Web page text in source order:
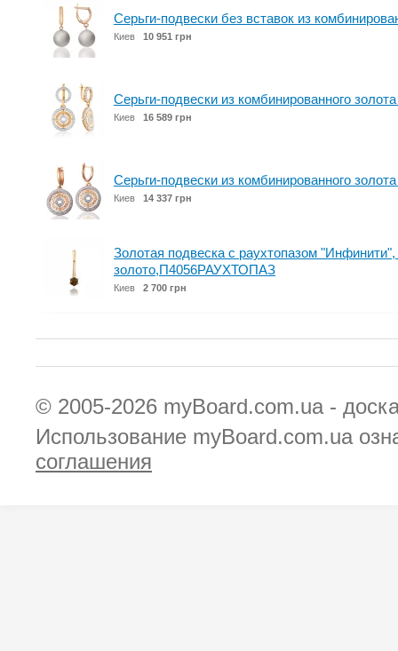
Серьги-подвески без вставок из
Киев 10 951 грн
Серьги-подвески из комбинированного
Киев 16 589 грн
Серьги-подвески из комбинированного
Киев 14 337 грн
Золотая подвеска с раухтопазом
золото,П4056РАУХТОПАЗ
Киев 2 700 грн
© 2005-2026 myBoard.com.ua -
Использование myBoard.com.ua
соглашения